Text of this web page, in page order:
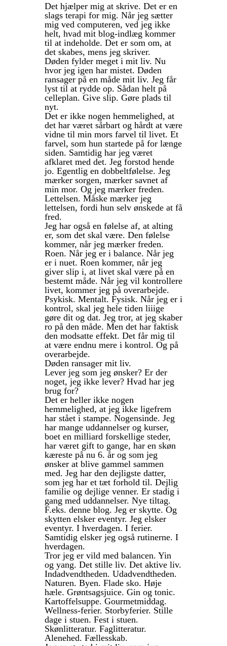
Det hjælper mig at skrive. Det er en
slags terapi for mig. Når jeg sætter
mig ved computeren, ved jeg ikke
helt, hvad mit blog-indlæg kommer
til at indeholde. Det er som om, at
det skabes, mens jeg skriver.
Døden fylder meget i mit liv. Nu
hvor jeg igen har mistet. Døden
ransager på en måde mit liv. Jeg får
lyst til at rydde op. Sådan helt på
celleplan. Give slip. Gøre plads til
nyt.
Det er ikke nogen hemmelighed, at
det har været sårbart og hårdt at være
vidne til min mors farvel til livet. Et
farvel, som hun startede på for længe
siden. Samtidig har jeg været
afklaret med det. Jeg forstod hende
jo. Egentlig en dobbeltfølelse. Jeg
mærker sorgen, mærker savnet af
min mor. Og jeg mærker freden.
Lettelsen. Måske mærker jeg
lettelsen, fordi hun selv ønskede at få
fred.
Jeg har også en følelse af, at alting
er, som det skal være. Den følelse
kommer, når jeg mærker freden.
Roen. Når jeg er i balance. Når jeg
er i nuet. Roen kommer, når jeg
giver slip i, at livet skal være på en
bestemt måde. Når jeg vil kontrollere
livet, kommer jeg på overarbejde.
Psykisk. Mentalt. Fysisk. Når jeg er i
kontrol, skal jeg hele tiden liiige
gøre dit og dat. Jeg tror, at jeg skaber
ro på den måde. Men det har faktisk
den modsatte effekt. Det får mig til
at være endnu mere i kontrol. Og på
overarbejde.
Døden ransager mit liv.
Lever jeg som jeg ønsker? Er der
noget, jeg ikke lever? Hvad har jeg
brug for?
Det er heller ikke nogen
hemmelighed, at jeg ikke ligefrem
har stået i stampe. Nogensinde. Jeg
har mange uddannelser og kurser,
boet en milliard forskellige steder,
har været gift to gange, har en skøn
kæreste på nu 6. år og som jeg
ønsker at blive gammel sammen
med. Jeg har den dejligste datter,
som jeg har et tæt forhold til. Dejlig
familie og dejlige venner. Er stadig i
gang med uddannelser. Nye tiltag.
F.eks. denne blog. Jeg er skytte. Og
skytten elsker eventyr. Jeg elsker
eventyr. I hverdagen. I ferier.
Samtidig elsker jeg også rutinerne. I
hverdagen.
Tror jeg er vild med balancen. Yin
og yang. Det stille liv. Det aktive liv.
Indadvendtheden. Udadvendtheden.
Naturen. Byen. Flade sko. Høje
hæle. Grøntsagsjuice. Gin og tonic.
Kartoffelsuppe. Gourmetmiddag.
Wellness-ferier. Storbyferier. Stille
dage i stuen. Fest i stuen.
Skønlitteratur. Faglitteratur.
Alenehed. Fællesskab.